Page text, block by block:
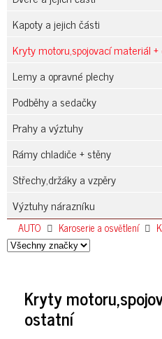
Kapoty a jejich části
Kryty motoru,spojovací materiál
Lemy a opravné plechy
Podběhy a sedačky
Prahy a výztuhy
Rámy chladiče + stěny
Střechy,držáky a vzpěry
Výztuhy nárazníku
AUTO Karoserie a osvětlení
Kryty
ostatní